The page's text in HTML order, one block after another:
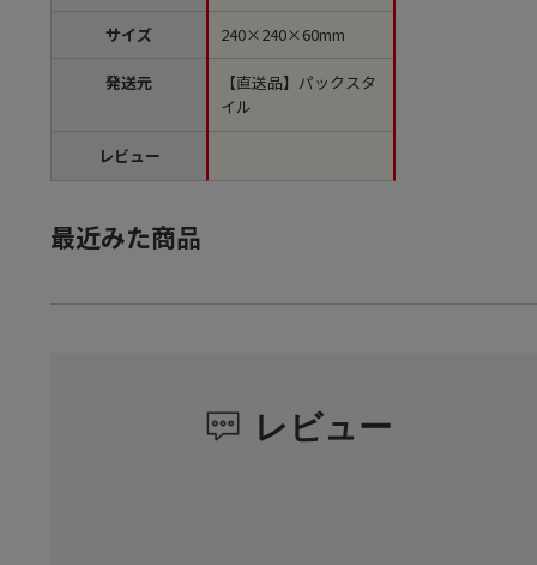
サイズ
発送元
レビュー
240×240×60mm
【直送品】パックスタ
イル
最近みた商品
レビュー